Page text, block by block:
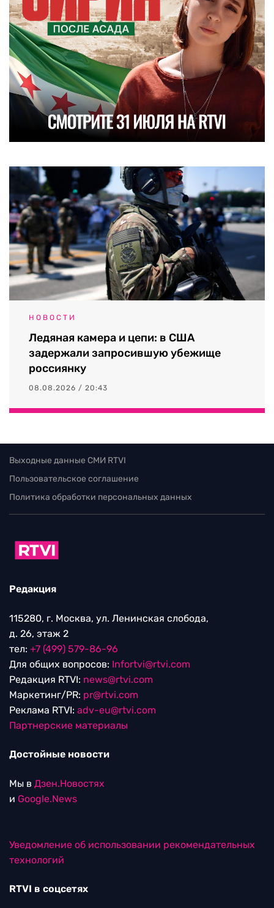
НОВОСТИ
Ледяная камера и цепи: в США
задержали запросившую убежище
россиянку
08.08.2026 / 20:43
Выходные данные СМИ RTVI
Пользовательское соглашение
Политика обработки персональных данных
Редакция
115280, г. Москва, ул. Ленинская слобода,
д. 26, этаж 2
тел: +7 (499) 579-86-96
Для общих вопросов: Infortvi@rtvi.com
Редакция RTVI: news@rtvi.com
Маркетинг/PR: pr@rtvi.com
Реклама RTVI: adv-eu@rtvi.com
Партнерские материалы
Достойные новости
Мы в Дзен.Новостях
и Google.News
Уведомление об использовании рекомендательных
технологий
RTVI в соцсетях